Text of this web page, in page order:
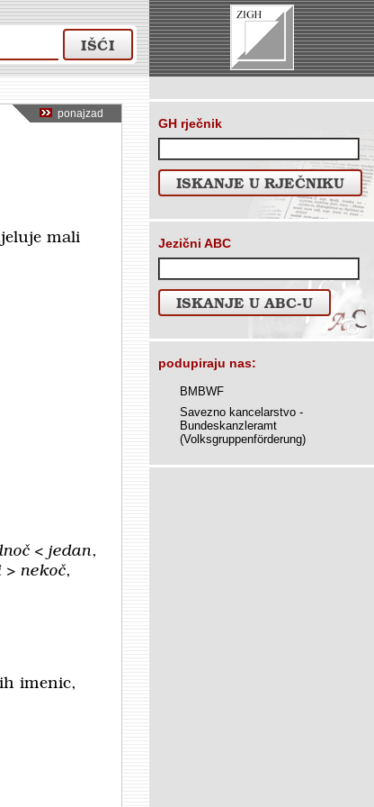
IŠĆI
ponajzad
mali
< jedan,
> nekoč,
imenic,
GH rječnik
ISKANJE U RJEČNIKU
Jezični ABC
ISKANJE U ABC-U
podupiraju nas:
BMBWF
Savezno kancelarstvo -
Bundeskanzleramt
(Volksgruppenförderung)